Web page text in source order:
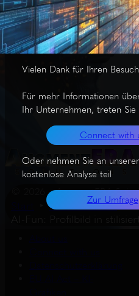
Vielen Dank für Ihren
Für mehr Informationen
Ihr Unternehmen, treten
Connect with
Oder nehmen Sie an
kostenlose Analyse teil
Zur Umfrage
Geburtstagskarten,
Google Gemini oder ChatGPT
individuell anpassen, um deinen
Spaßfaktor garantiert!
© 2026 – AugmentERA
Wissenswertes